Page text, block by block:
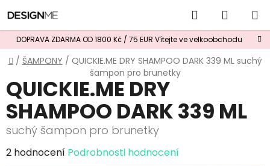
na
obsah
DOPRAVA ZDARMA OD 1800 Kč / 75 EUR Vítejte ve velkoobchodu
Hledat
KOŠÍK
Domů
/ ŠAMPONY / QUICKIE.ME DRY SHAMPOO DARK 339 ML suchý
šampon pro brunetky
QUICKIE.ME DRY
SHAMPOO DARK 339 ML
suchý šampon pro brunetky
Průměrné
2 hodnocení Podrobnosti hodnocení